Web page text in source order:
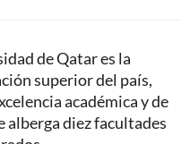
de Qatar es la
superior del país,
académica y de
alberga diez facultades